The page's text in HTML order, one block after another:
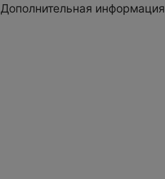
Дополнительная информация